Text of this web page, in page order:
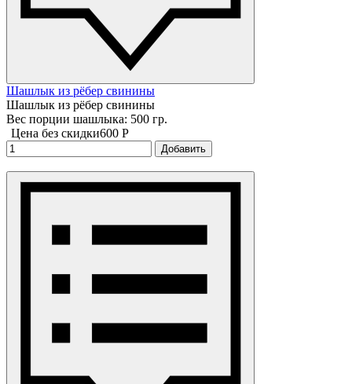
Шашлык из рёбер свинины
Шашлык из рёбер свинины
Вес порции шашлыка: 500 гр.
Цена без скидки600 P
Добавить